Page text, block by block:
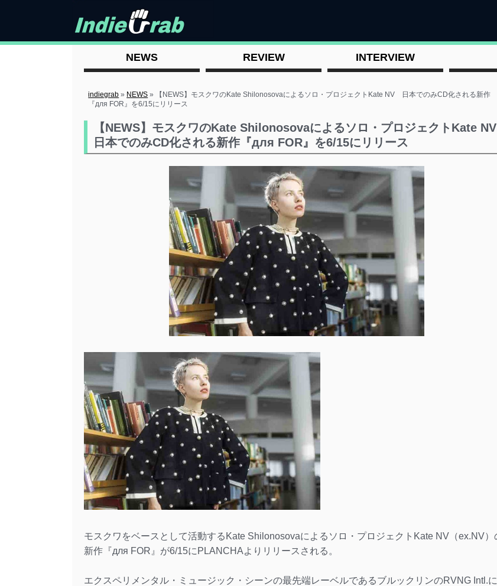
NEWS REVIEW INTERVIEW
indiegrab » NEWS »
【NEWS】モスクワのKate Shilonosovaによるソロ・プロジェクトKate NV 日本でのみCD化される新作
『для FOR』を6/15にリリース
【NEWS】モスクワのKate Shilonosovaによるソロ・プロジェクトKate
日本でのみCD化される新作『для FOR』を6/15にリリース
モスクワをベースとして活動するKate Shilonosovaによるソロ・プロジェクトKate NV（ex.NV）
新作『для FOR』が6/15にPLANCHAよりリリースされる。
エクスペリメンタル・ミュージック・シーンの最先端レーベルであるブルックリンのRVNG Intl.